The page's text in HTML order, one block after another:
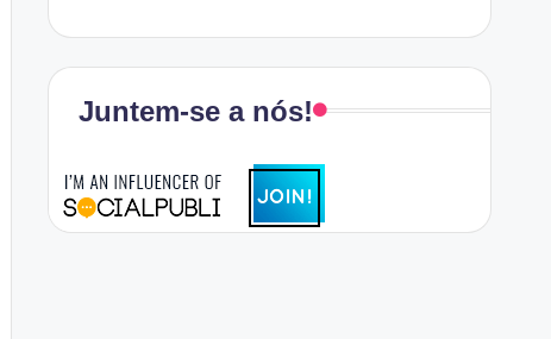
Juntem-se a nós!